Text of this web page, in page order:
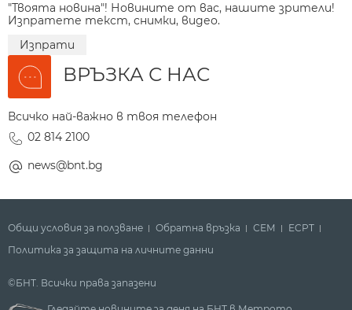
"Твоята новина"! Новините от вас, нашите зрители!
Изпратете текст, снимки, видео.
Изпрати
ВРЪЗКА С НАС
Всичко най-важно в твоя телефон
02 814 2100
news@bnt.bg
Общи условия за ползване Обратна връзка СЕМ
ECPT
Политика за защита на личните данни
©БНТ. Всички права запазени